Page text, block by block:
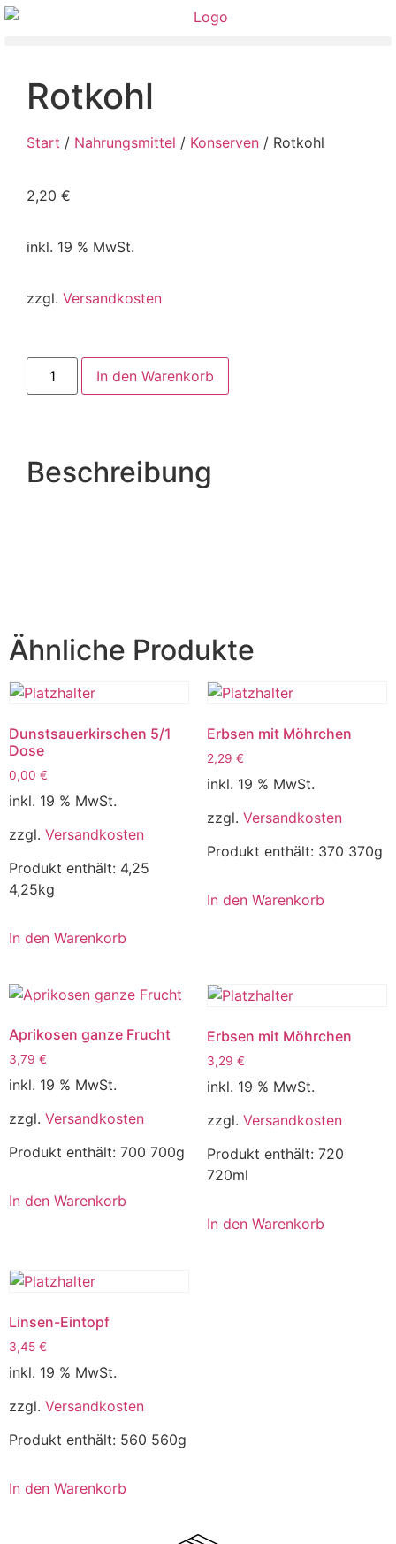
Rotkohl
Start / Nahrungsmittel / Konserven / Rotkohl
2,20 €
inkl. 19 % MwSt.
zzgl. Versandkosten
In den Warenkorb
Beschreibung
Ähnliche Produkte
Dunstsauerkirschen 5/1
Dose
0,00 €
inkl. 19 % MwSt.
zzgl. Versandkosten
Produkt enthält: 4,25
4,25kg
In den Warenkorb
Erbsen mit Möhrchen
2,29 €
inkl. 19 % MwSt.
zzgl. Versandkosten
Produkt enthält: 370 370g
In den Warenkorb
Aprikosen ganze Frucht
3,79 €
inkl. 19 % MwSt.
zzgl. Versandkosten
Produkt enthält: 700 700g
In den Warenkorb
Erbsen mit Möhrchen
3,29 €
inkl. 19 % MwSt.
zzgl. Versandkosten
Produkt enthält: 720
720ml
In den Warenkorb
Linsen-Eintopf
3,45 €
inkl. 19 % MwSt.
zzgl. Versandkosten
Produkt enthält: 560 560g
In den Warenkorb